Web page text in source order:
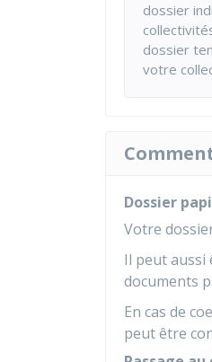
dossier
dossier
votre
Dossier
Votre
Il peut
documents
En cas de
peut être